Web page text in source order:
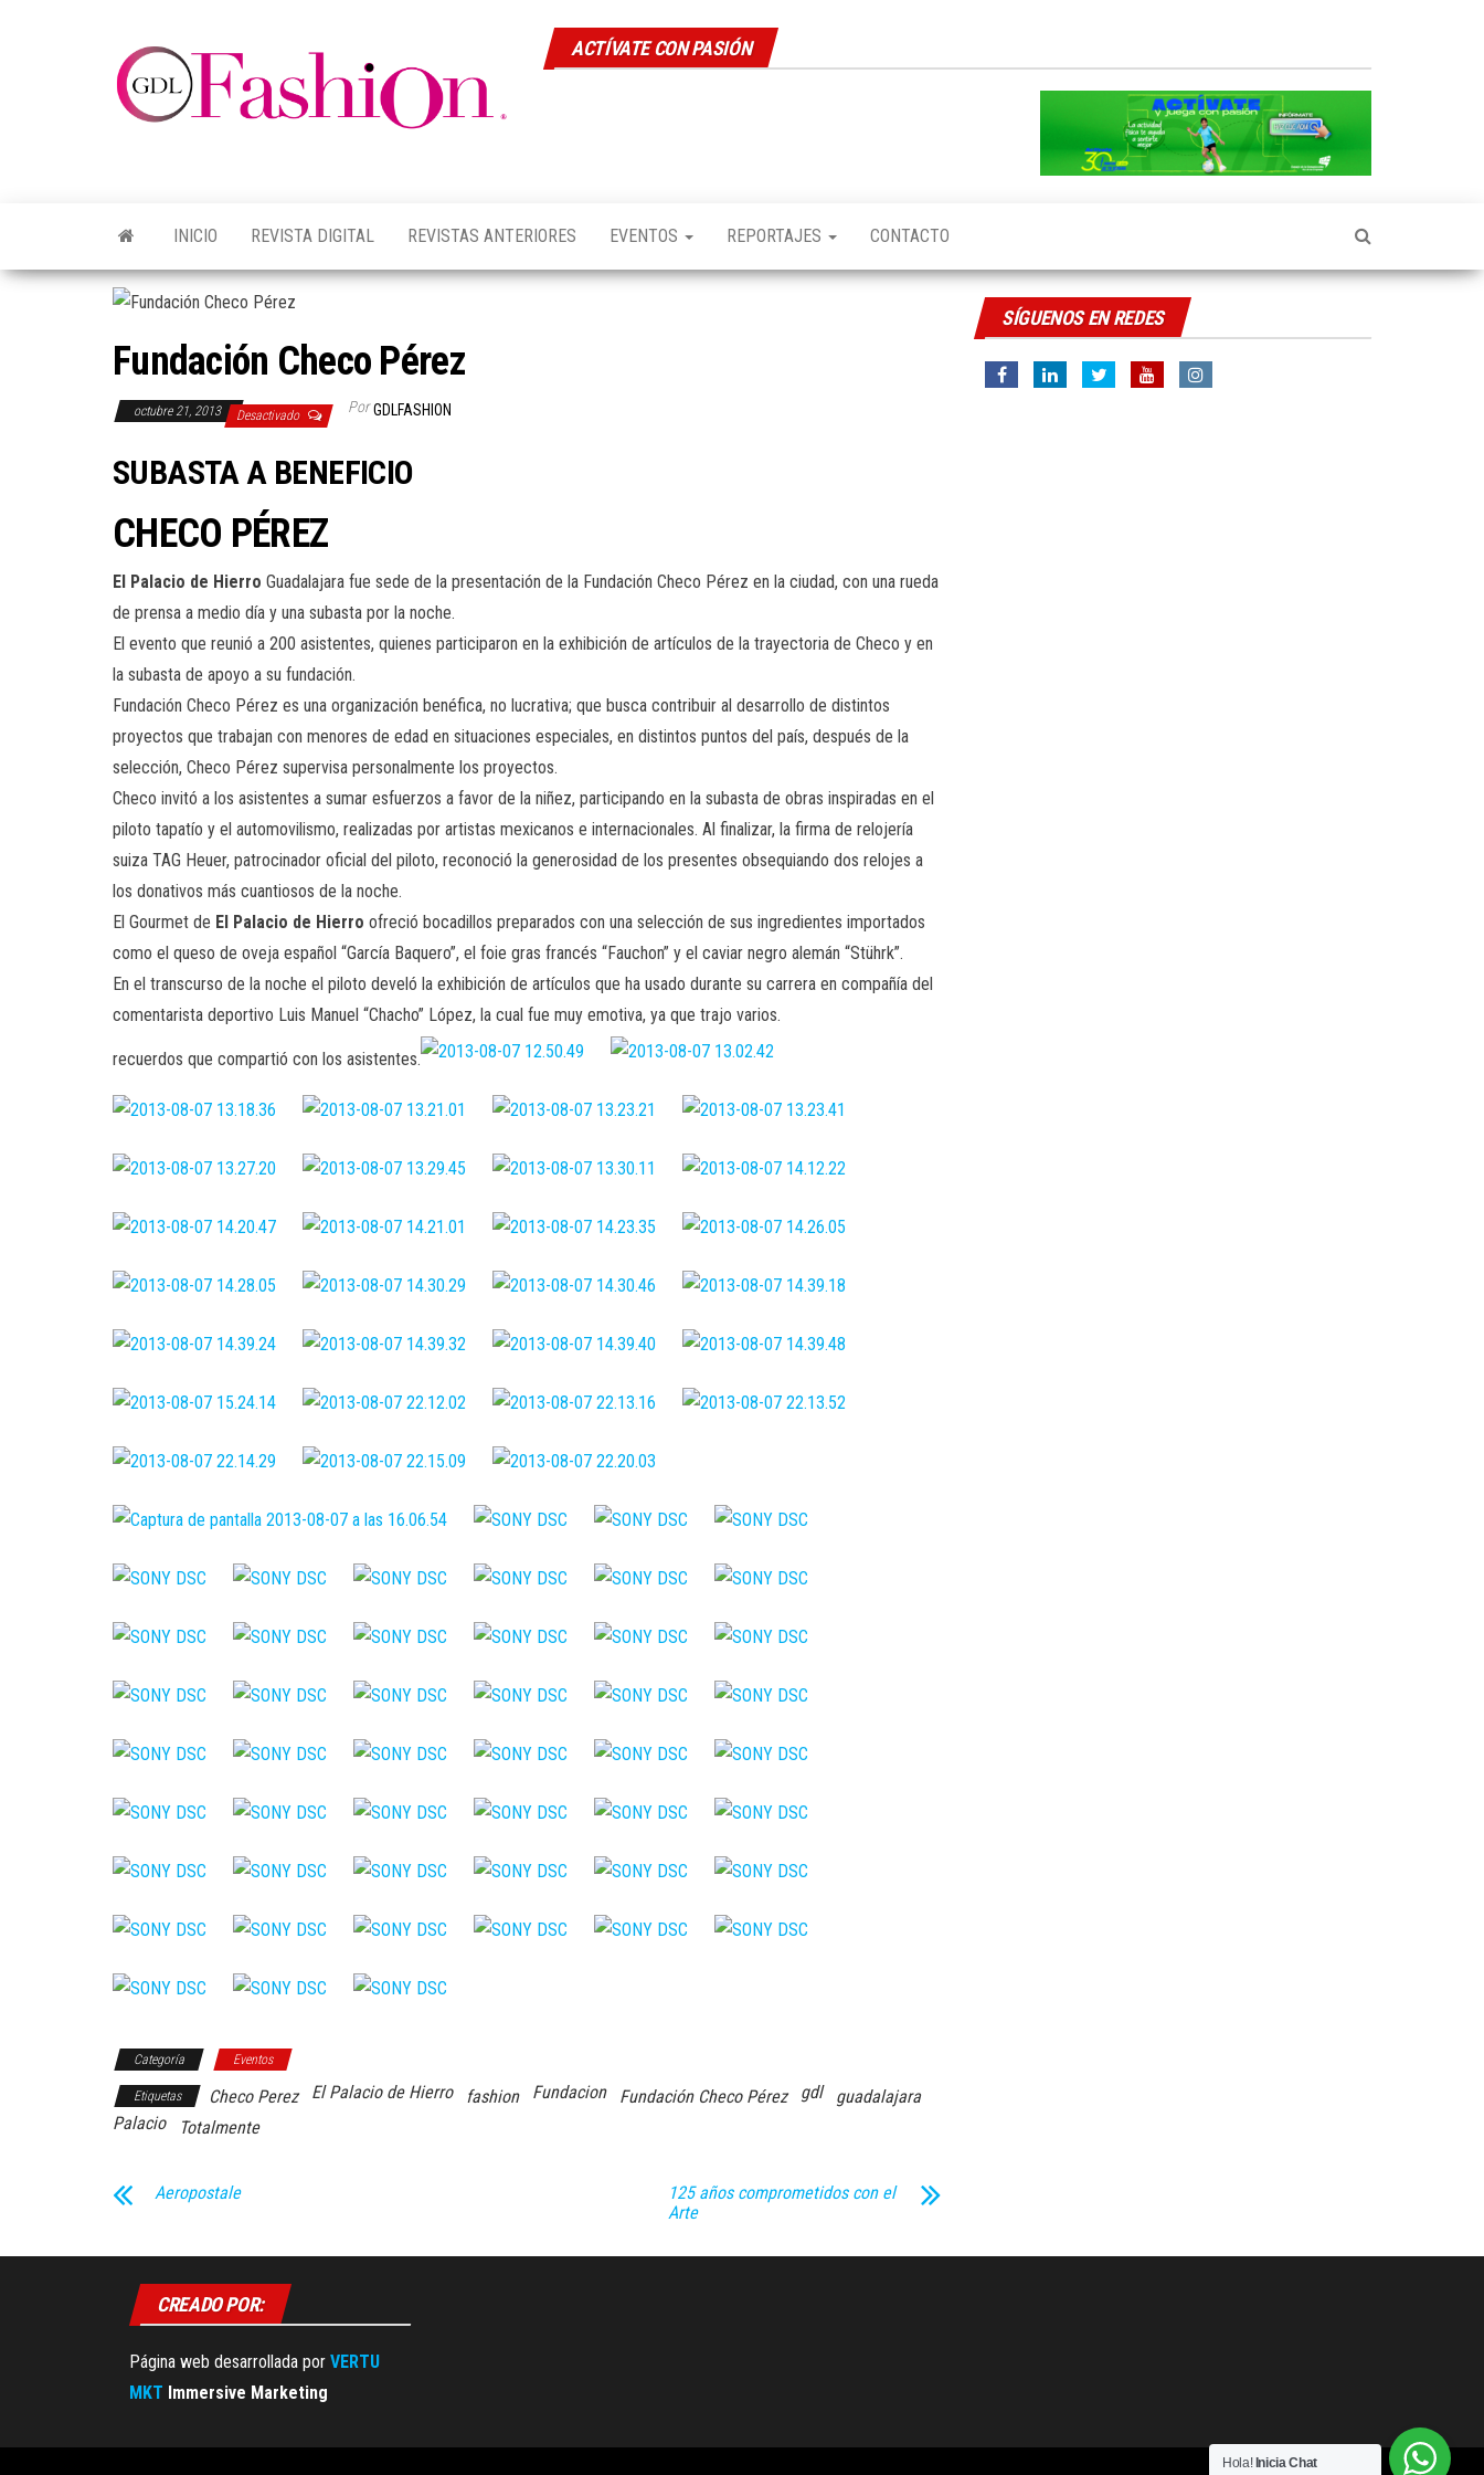
GDLFASHION
LIfeStyle ACTÍVATE CON PASIÓN
INICIO REVISTA DIGITAL REVISTAS ANTERIORES EVENTOS REPORTAJES CONTACTO
Fundación Checo Pérez
octubre 21, 2013 Desactivado Por GDLFASHION
SUBASTA A BENEFICIO
CHECO PÉREZ
El Palacio de Hierro Guadalajara fue sede de la presentación de la Fundación Checo Pérez en la ciudad, con una rueda
de prensa a medio día y una subasta por la noche.
El evento que reunió a 200 asistentes, quienes participaron en la exhibición de artículos de la trayectoria de Checo y en
la subasta de apoyo a su fundación.
Fundación Checo Pérez es una organización benéfica, no lucrativa; que busca contribuir al desarrollo de distintos
proyectos que trabajan con menores de edad en situaciones especiales, en distintos puntos del país, después de la
selección, Checo Pérez supervisa personalmente los proyectos.
Checo invitó a los asistentes a sumar esfuerzos a favor de la niñez, participando en la subasta de obras inspiradas en el
piloto tapatío y el automovilismo, realizadas por artistas mexicanos e internacionales. Al finalizar, la firma de relojería
suiza TAG Heuer, patrocinador oficial del piloto, reconoció la generosidad de los presentes obsequiando dos relojes a
los donativos más cuantiosos de la noche.
El Gourmet de El Palacio de Hierro ofreció bocadillos preparados con una selección de sus ingredientes importados
como el queso de oveja español “García Baquero”, el foie gras francés “Fauchon” y el caviar negro alemán “Stührk”.
En el transcurso de la noche el piloto develó la exhibición de artículos que ha usado durante su carrera en compañía del
comentarista deportivo Luis Manuel “Chacho” López, la cual fue muy emotiva, ya que trajo varios.
recuerdos que compartió con los asistentes.
Categoría Eventos
Etiquetas Checo Perez El Palacio de Hierro fashion Fundacion Fundación Checo Pérez gdl
guadalajara
Palacio
Totalmente
Aeropostale
125 años comprometidos con el
Arte
SÍGUENOS EN REDES
CREADO POR:
Página web desarrollada por VERTU
MKT Immersive Marketing
Hola! Inicia Chat